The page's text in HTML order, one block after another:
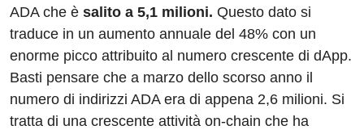
ADA che è salito a 5,1 milioni. Questo dato si
traduce in un aumento annuale del 48% con un
enorme picco attribuito al numero crescente di dApp.
Basti pensare che a marzo dello scorso anno il
numero di indirizzi ADA era di appena 2,6 milioni. Si
tratta di una crescente attività on-chain che ha